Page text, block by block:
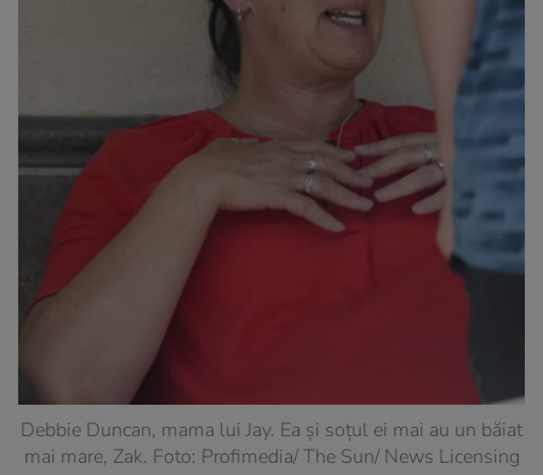
Debbie Duncan, mama lui Jay. Ea și soțul ei mai au un băiat
mai mare, Zak. Foto: Profimedia/ The Sun/ News Licensing